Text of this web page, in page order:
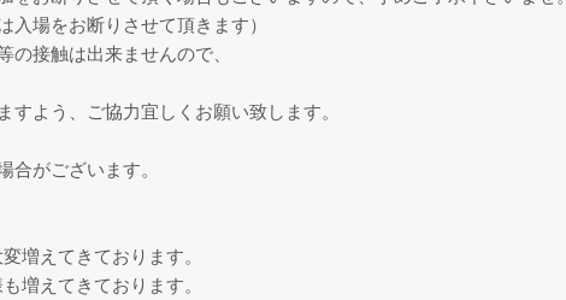
入場をお断りさせて頂きます）
接触は出来ませんので、
よう、ご協力宜しくお願い致します。
合がございます。
増えてきております。
増えてきております。